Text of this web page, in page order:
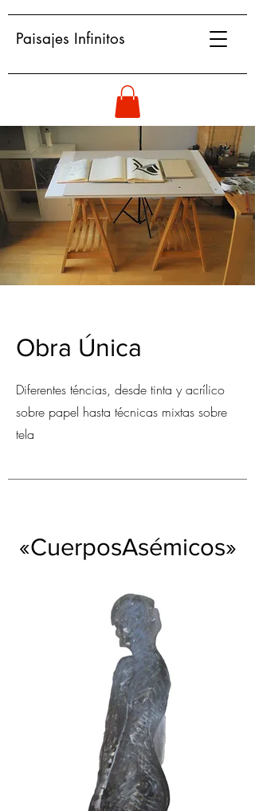
Paisajes Infinitos
Obra Única
Diferentes téncias, desde tinta y acrílico
sobre papel hasta técnicas mixtas sobre
tela
«CuerposAsémicos»